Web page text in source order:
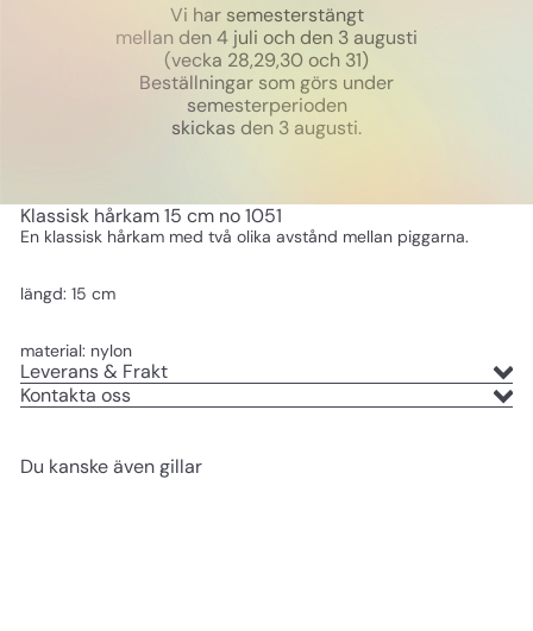
Vi har semesterstängt
mellan den 4 juli och den 3 augusti
(vecka 28,29,30 och 31)
Beställningar som görs under
semesterperioden
skickas den 3 augusti.
Klassisk hårkam 15 cm no 1051
En klassisk hårkam med två olika avstånd mellan piggarna.
längd: 15 cm
material: nylon
Leverans & Frakt
Kontakta oss
Du kanske även gillar